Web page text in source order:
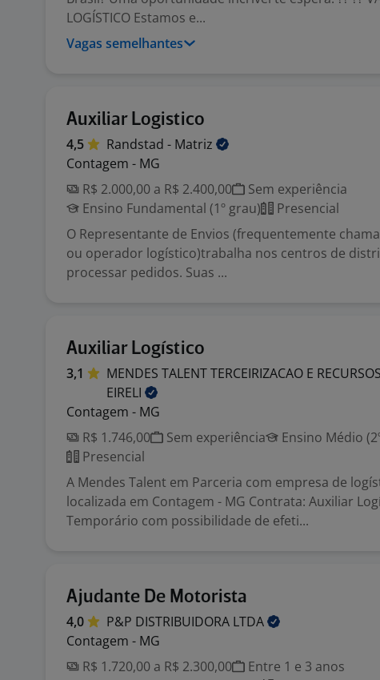
LOGÍSTICO Estamos e...
Vagas semelhantes
Auxiliar Logistico
4,5 Randstad - Matriz
Contagem - MG
R$ 2.000,00 a R$ 2.400,00
Sem experiência
Ensino Fundamental (1º grau)
Presencial
O Representante de Envios (frequentemente
ou operador logístico)trabalha nos centros de
processar pedidos. Suas ...
Auxiliar Logístico
3,1
MENDES TALENT TERCEIRIZACAO E
EIRELI
Contagem - MG
R$ 1.746,00
Sem experiência
Ensino Médio
Presencial
A Mendes Talent em Parceria com empresa de
localizada em Contagem - MG Contrata: Auxiliar
Temporário com possibilidade de efeti...
Ajudante De Motorista
4,0 P&P DISTRIBUIDORA LTDA
Contagem - MG
R$ 1.720,00 a R$ 2.300,00
Entre 1 e 3 anos